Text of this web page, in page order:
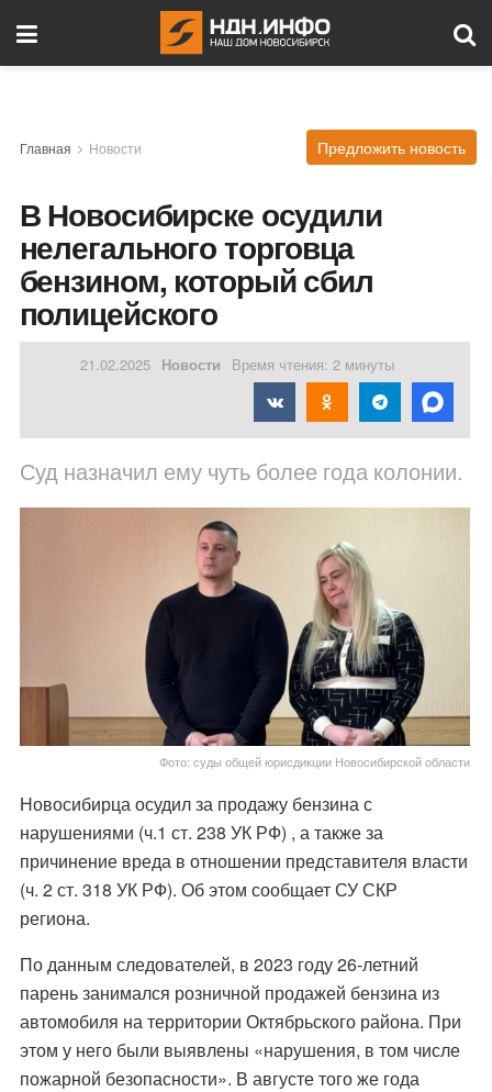
Главная Новости Предложить новость
В Новосибирске осудили
нелегального торговца
бензином, который сбил
полицейского
21.02.2025 Новости Время чтения: 2 минуты
Суд назначил ему чуть более года колонии.
Фото: суды общей юрисдикции Новосибирской области
Новосибирца осудил за продажу бензина с
нарушениями (ч.1 ст. 238 УК РФ) , а также за
причинение вреда в отношении представителя власти
(ч. 2 ст. 318 УК РФ). Об этом сообщает СУ СКР
региона.
По данным следователей, в 2023 году 26-летний
парень занимался розничной продажей бензина из
автомобиля на территории Октябрьского района. При
этом у него были выявлены «нарушения, в том числе
пожарной безопасности». В августе того же года